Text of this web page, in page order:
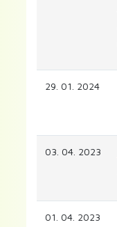
29. 01. 2024
03. 04. 2023
01. 04. 2023